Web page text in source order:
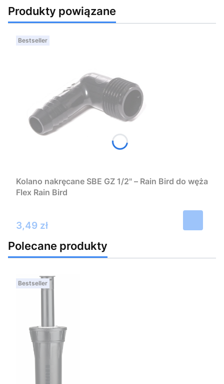
Produkty powiązane
Bestseller
Kolano nakręcane SBE GZ 1/2" – Rain Bird do węża
Flex Rain Bird
Cena
3,49 zł
Polecane produkty
Bestseller